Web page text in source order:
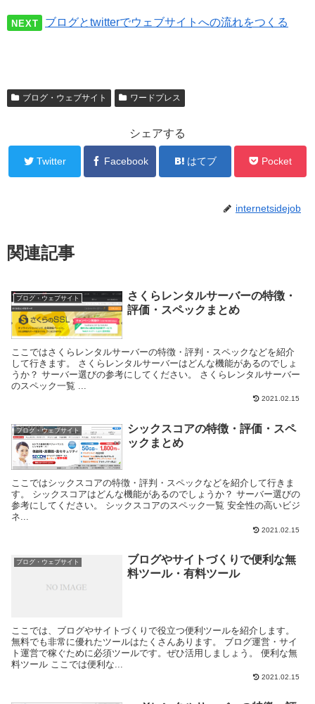
NEXT ブログとtwitterでウェブサイトへの流れをつくる
ブログ・ウェブサイト ワードプレス
シェアする
Twitter Facebook はてブ Pocket
internetsidejob
関連記事
ブログ・ウェブサイト
さくらレンタルサーバーの特徴・
評価・スペックまとめ
ここではさくらレンタルサーバーの特徴・評判・スペックなどを紹介
して行きます。 さくらレンタルサーバーはどんな機能があるのでしょ
うか？ サーバー選びの参考にしてください。 さくらレンタルサーバー
のスペック一覧 ...
2021.02.15
ブログ・ウェブサイト
シックスコアの特徴・評価・スペ
ックまとめ
ここではシックスコアの特徴・評判・スペックなどを紹介して行きま
す。 シックスコアはどんな機能があるのでしょうか？ サーバー選びの
参考にしてください。 シックスコアのスペック一覧 安全性の高いビジ
ネ...
2021.02.15
ブログ・ウェブサイト
ブログやサイトづくりで便利な無
料ツール・有料ツール
ここでは、ブログやサイトづくりで役立つ便利ツールを紹介します。
無料でも非常に優れたツールはたくさんあります。 ブログ運営・サイ
ト運営で稼ぐために必須ツールです。ぜひ活用しましょう。 便利な無
料ツール ここでは便利な...
2021.02.15